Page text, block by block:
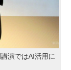
演ではAI活用に